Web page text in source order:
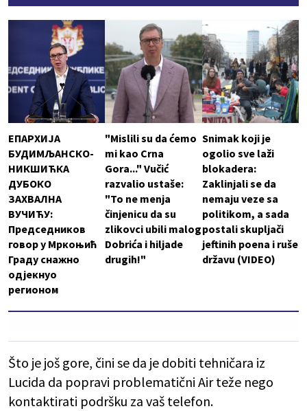
ЕПАРХИЈА
БУДИМЉАНСКО-
НИКШИЋКА
ДУБОКО
ЗАХВАЛНА
ВУЧИЋУ:
Председников
говор у Мркоњић
Граду снажно
одјекнуо
регионом
"Mislili su da ćemo
mi kao Crna
Gora..." Vučić
razvalio ustaše:
"To ne menja
činjenicu da su
zlikovci ubili malog
Dobrića i hiljade
drugih!"
Snimak koji je
ogolio sve laži
blokadera:
Zaklinjali se da
nemaju veze sa
politikom, a sada
postali skupljači
jeftinih poena i ruše
državu (VIDEO)
Što je još gore, čini se da je dobiti tehničara iz
Lucida da popravi problematični Air teže nego
kontaktirati podršku za vaš telefon.